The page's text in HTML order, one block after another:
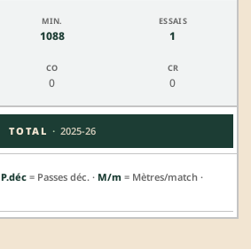
1088 1
0 0
TOTAL · 2025-26
P.déc = Passes déc. · M/m = Mètres/match ·